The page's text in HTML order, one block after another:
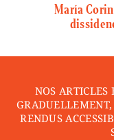
María
NOS
RENDUS